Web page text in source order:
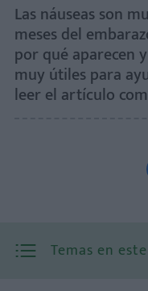
Las náuseas son
meses del
por qué aparecen
muy útiles para
leer el artículo
Temas en